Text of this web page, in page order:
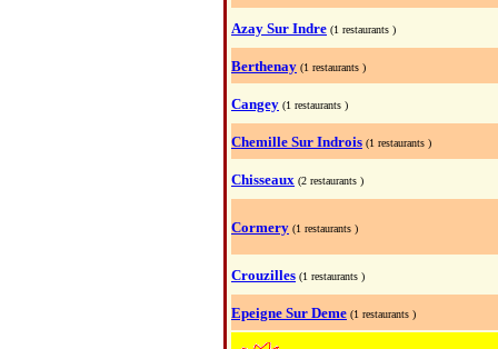
Azay Sur Indre (1 restaurants )
Berthenay (1 restaurants )
Cangey (1 restaurants )
Chemille Sur Indrois (1 restaurants )
Chisseaux (2 restaurants )
Cormery (1 restaurants )
Crouzilles (1 restaurants )
Epeigne Sur Deme (1 restaurants )